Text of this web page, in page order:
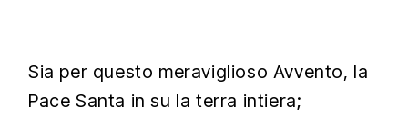
Sia per questo meraviglioso Avvento, la
Pace Santa in su la terra intiera;